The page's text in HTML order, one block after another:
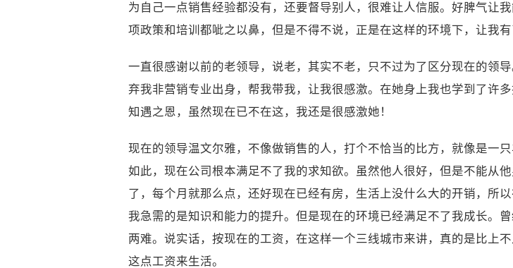
为自己一点销售经验都没有，还要督导别人，很难让人信服。好脾气让
项政策和培训都呲之以鼻，但是不得不说，正是在这样的环境下，让我
一直很感谢以前的老领导，说老，其实不老，只不过为了区分现在的领
弃我非营销专业出身，帮我带我，让我很感激。在她身上我也学到了许
知遇之恩，虽然现在已不在这，我还是很感激她！
现在的领导温文尔雅，不像做销售的人，打个不恰当的比方，就像是一
如此，现在公司根本满足不了我的求知欲。虽然他人很好，但是不能从
了，每个月就那么点，还好现在已经有房，生活上没什么大的开销，所
我急需的是知识和能力的提升。但是现在的环境已经满足不了我成长。
两难。说实话，按现在的工资，在这样一个三线城市来讲，真的是比上
这点工资来生活。